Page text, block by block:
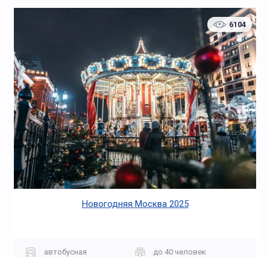
6104
Новогодняя Москва 2025
автобусная
до 40 человек